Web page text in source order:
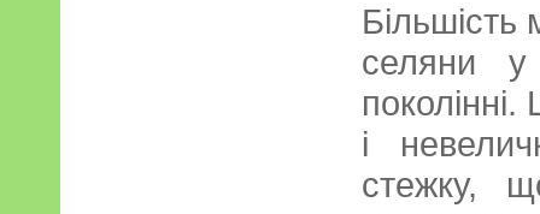
Більшість
селяни
і
стежку,